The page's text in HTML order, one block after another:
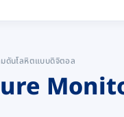
มดันโลหิตแบบดิจิตอล